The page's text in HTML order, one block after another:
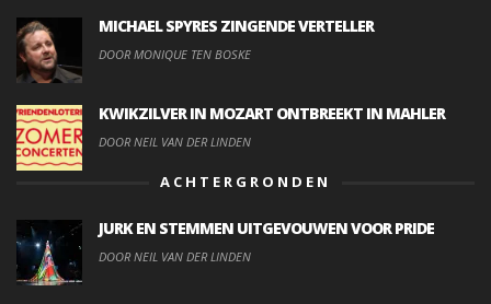
MICHAEL SPYRES ZINGENDE VERTELLER
DOOR MONIQUE TEN BOSKE
KWIKZILVER IN MOZART ONTBREEKT IN MAHLER
DOOR NEIL VAN DER LINDEN
ACHTERGRONDEN
JURK EN STEMMEN UITGEVOUWEN VOOR PRIDE
DOOR NEIL VAN DER LINDEN